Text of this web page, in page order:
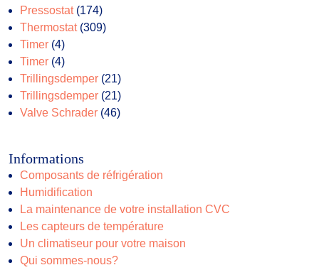
Pressostat 174174
produits
Thermostat 309309
Timer 44
produits
Timer 44
produits
Trillingsdemper 2121
produits
Trillingsdemper 2121
produits
Valve Schrader 4646
Informations
Composants de réfrigération
Humidification
La maintenance de votre installation CVC
Les capteurs de température
Un climatiseur pour votre maison
Qui sommes-nous?